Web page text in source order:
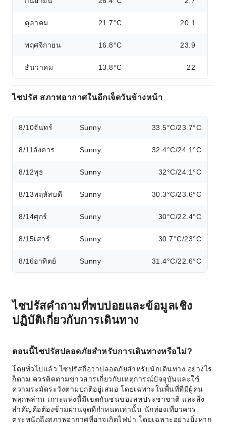
ตุลาคม 21.7°C 20.1
พฤศจิกายน 16.8°C 23.9
ธันวาคม 13.8°C 22
ไซปรัส สภาพอากาศในอีกเจ็ดวันข้างหน้า
8/10จันทร์ Sunny 33.5°C/23.7°C
8/11 อังคาร Sunny 32.4°C/24.1°C
8/12พุธ Sunny 32°C/24.1°C
8/13พฤหัสบดี Sunny 30.3°C/23.6°C
8/14ศุกร์ Sunny 30°C/22.4°C
8/15เสาร์ Sunny 30.7°C/23°C
8/16อาทิตย์ Sunny 31.4°C/22.6°C
ไซปรัสคำถามที่พบบ่อยและข้อมูลเชิง
ปฏิบัติเกี่ยวกับการเดินทาง
ตอนนี้ไซปรัสปลอดภัยสำหรับการเดินทางหรือไม่?
โดยทั่วไปแล้ว ไซปรัสถือว่าปลอดภัยสำหรับนักเดินทาง อย่างไร
ก็ตาม ควรติดตามข่าวสารเกี่ยวกับเหตุการณ์ปัจจุบันและใช้
ความระมัดระวังตามปกติอยู่เสมอ โดยเฉพาะในพื้นที่ที่มีผู้คน
พลุกพล่าน เกาะแห่งนี้มีเขตกันชนของสหประชาชาติ และสิ่ง
สำคัญคือต้องข้ามผ่านจุดที่กำหนดเท่านั้น นักท่องเที่ยวควร
ตระหนักถึงสภาพอากาศที่อาจเกิดไฟป่า โดยเฉพาะอย่างยิ่งหาก